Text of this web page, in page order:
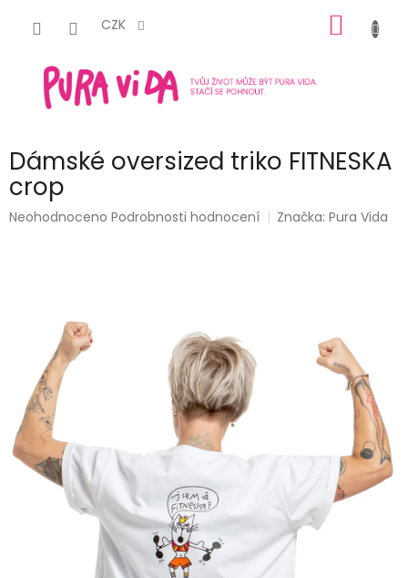
CZK
KOŠÍK
Dámské oversized triko FITNESKA
crop
Průměrné
hvězdiček.
Neohodnoceno Podrobnosti hodnocení Značka:Pura Vida